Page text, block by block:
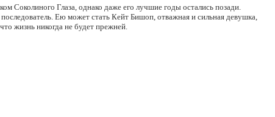
Соколиного Глаза, однако даже его лучшие годы остались позади.
Ею может стать Кейт Бишоп, отважная и сильная девушка,
жизнь никогда не будет прежней.